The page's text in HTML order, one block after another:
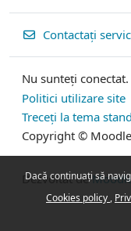
Dacă continuați să
Cookies policy
Contactați
Nu sunteți conectat.
Politici utilizare site
Treceți la tema
Copyright ©
Dezvoltat de